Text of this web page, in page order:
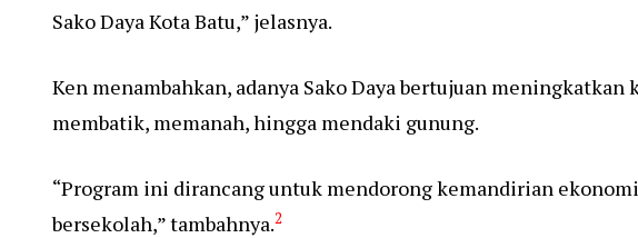
Sako Daya Kota Batu,” jelasnya.
Ken menambahkan, adanya Sako Daya bertujuan
membatik, memanah, hingga mendaki gunung.
“Program ini dirancang untuk mendorong kemandirian
bersekolah,” tambahnya.2